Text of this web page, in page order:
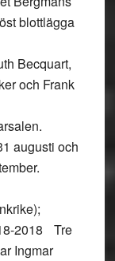
blottlägga
Becquart,
och Frank
augusti och
2018 Tre
Ingmar